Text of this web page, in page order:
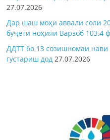
27.07.2026
Дар шаш моҳи аввали соли
буҷети ноҳияи Варзоб 103,4
ДДТТ бо 13 созишномаи
густариш дод 27.07.2026